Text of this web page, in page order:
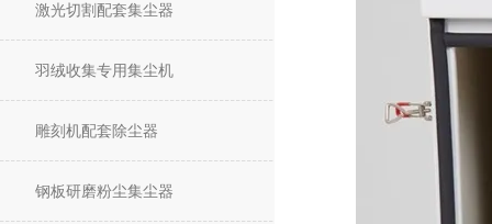
激光切割配套集尘器
羽绒收集专用集尘机
雕刻机配套除尘器
钢板研磨粉尘集尘器